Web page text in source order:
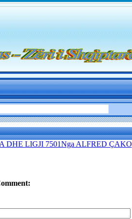
DHE LIGJI 7501Nga ALFRED ÇAKO